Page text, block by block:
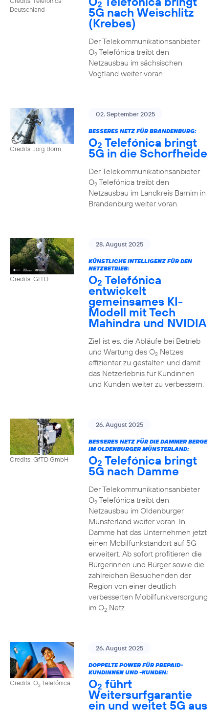
Deutschland
2
5G nach Weischlitz
(Krebes)
Der Telekommunikationsanbieter
O2Telefónica treibt den
Netzausbau im sächsischen
Vogtland weiter voran.
Credits: Jörg Borm
02. September 2025
BESSERES NETZ FÜR BRANDENBURG:
O2 Telefónica bringt
5G in die Schorfheide
Der Telekommunikationsanbieter
O2Telefónica treibt den
Netzausbau im Landkreis Barnim in
Brandenburg weiter voran.
Credits: GfTD
28. August 2025
KÜNSTLICHE INTELLIGENZ FÜR DEN
NETZBETRIEB:
O2 Telefónica
entwickelt
gemeinsames KI-
Modell mit Tech
Mahindra und NVIDIA
Ziel ist es, die Abläufe bei Betrieb
und Wartung des O2Netzes
effizienter zu gestalten und damit
das Netzerlebnis für Kundinnen
und Kunden weiter zu verbessern.
Credits: GfTD GmbH
26. August 2025
BESSERES NETZ FÜR DIE DAMMER BERGE
IM OLDENBURGER MÜNSTERLAND:
O2 Telefónica bringt
5G nach Damme
Der Telekommunikationsanbieter
O2Telefónica treibt den
Netzausbau im Oldenburger
Münsterland weiter voran. In
Damme hat das Unternehmen jetzt
einen Mobilfunkstandort auf 5G
erweitert. Ab sofort profitieren die
Bürgerinnen und Bürger sowie die
zahlreichen Besuchenden der
Region von einer deutlich
verbesserten Mobilfunkversorgung
im O2Netz.
Credits: O2Telefónica
26. August 2025
DOPPELTE POWER FÜR PREPAID-
KUNDINNEN UND -KUNDEN:
O2 führt
Weitersurfgarantie
ein und weitet 5G aus